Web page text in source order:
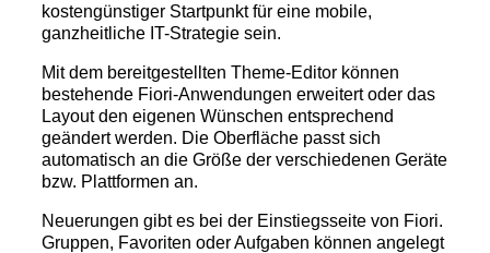
kostengünstiger Startpunkt für eine mobile,
ganzheitliche IT-Strategie sein.
Mit dem bereitgestellten Theme-Editor können
bestehende Fiori-Anwendungen erweitert oder das
Layout den eigenen Wünschen entsprechend
geändert werden. Die Oberfläche passt sich
automatisch an die Größe der verschiedenen Geräte
bzw. Plattformen an.
Neuerungen gibt es bei der Einstiegsseite von Fiori.
Gruppen, Favoriten oder Aufgaben können angelegt